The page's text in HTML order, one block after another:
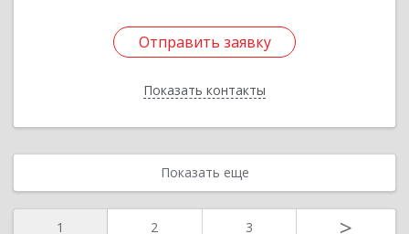
Отправить заявку
Показать контакты
Отправить заявку
Назад
Показать еще
1 2 3 >